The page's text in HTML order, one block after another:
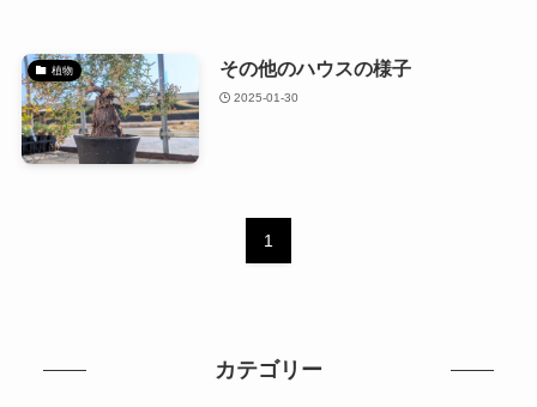
植物 その他のハウスの様子
2025-01-30
1
カテゴリー